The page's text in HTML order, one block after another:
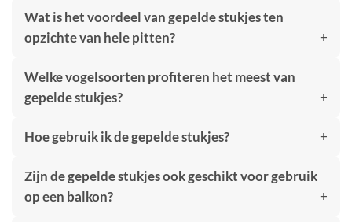
Wat is het voordeel van gepelde stukjes ten
opzichte van hele pitten?
Welke vogelsoorten profiteren het meest van
gepelde stukjes?
Hoe gebruik ik de gepelde stukjes?
Zijn de gepelde stukjes ook geschikt voor gebruik
op een balkon?